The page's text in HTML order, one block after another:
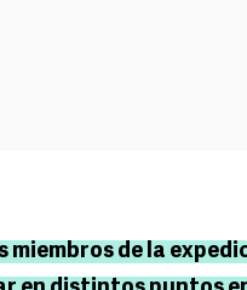
miembros de la